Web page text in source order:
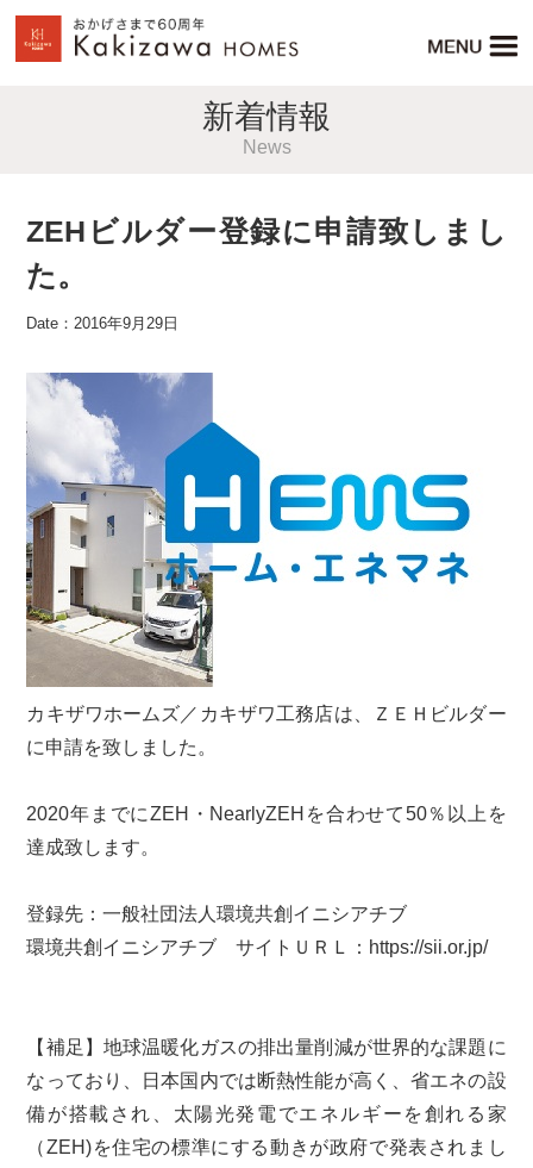
新着情報
News
ZEHビルダー登録に申請致しまし
た。
Date：2016年9月29日
カキザワホームズ／カキザワ工務店は、ＺＥＨビルダー
に申請を致しました。
2020年までにZEH・NearlyZEHを合わせて50％以上を
達成致します。
登録先：一般社団法人環境共創イニシアチブ
環境共創イニシアチブ サイトＵＲＬ： https://sii.or.jp/
【補足】地球温暖化ガスの排出量削減が世界的な課題に
なっており、日本国内では断熱性能が高く、省エネの設
備が搭載され、太陽光発電でエネルギーを創れる家
（ZEH)を住宅の標準にする動きが政府で発表されまし